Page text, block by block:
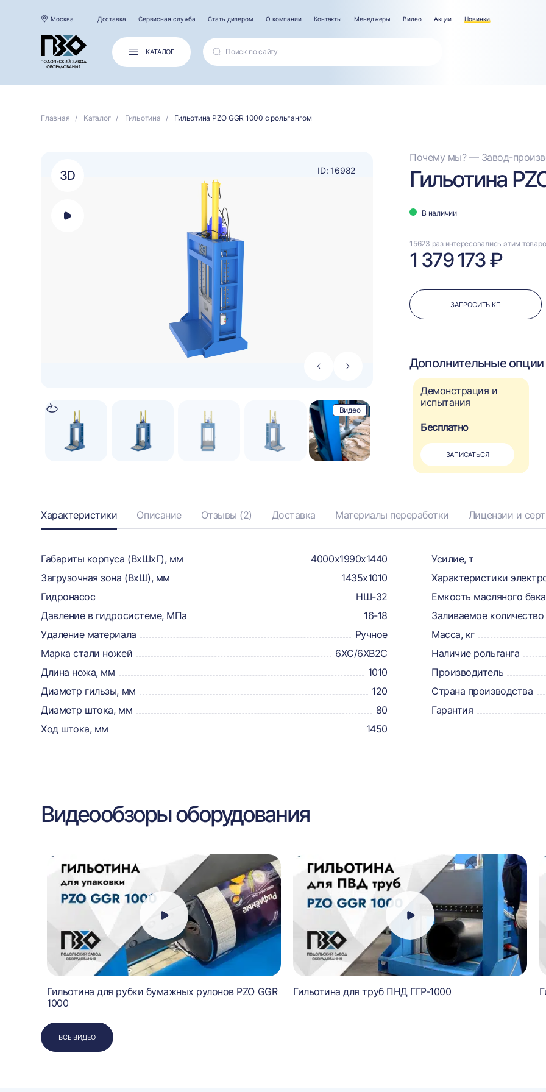
Москва Доставка Сервисная служба Стать дилером О компании Контакты Менеджеры Видео Акции Новинки
КАТАЛОГ
Главная Каталог Гильотина Гильотина PZO GGR 1000 с рольгангом
СтрелкаСтрелка
Открыть
ID: 16982
Видео
Почему мы? — Завод-
Гильотина
В наличии
15623 раз интересовались этим
1 379 173 ₽
ЗАПРОСИТЬ КП
Дополнительные опции
Демонстрация и
испытания
Бесплатно
ЗАПИСАТЬСЯ
Информация
товаре,
доставке,
отзывах
и
сертификаты
Характеристики Описание Отзывы (2) Доставка Материалы переработки Лицензии и
Габариты корпуса (ВхШхГ), мм
4000x1990x1440
Загрузочная зона (ВхШ), мм
1435х1010
Гидронасос
НШ-32
Давление в гидросистеме, МПа
16-18
Удаление материала
Ручное
Марка стали ножей
6ХС/6ХВ2С
Длина ножа, мм
1010
Диаметр гильзы, мм
120
Диаметр штока, мм
80
Ход штока, мм
1450
Усилие, т
Характеристики
Емкость масляного
Заливаемое
Масса, кг
Наличие рольганга
Производитель
Страна производства
Гарантия
Видеообзоры оборудования
Гильотина для рубки бумажных рулонов PZO GGR
1000
Гильотина для труб ПНД ГГР-1000
ВСЕ ВИДЕО